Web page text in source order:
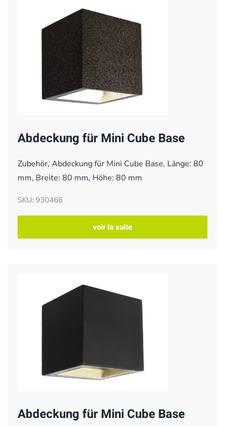
Abdeckung für Mini Cube Base
Zubehör, Abdeckung für Mini Cube Base, Länge: 80
mm, Breite: 80 mm, Höhe: 80 mm
SKU: 930466
voir la suite
Abdeckung für Mini Cube Base